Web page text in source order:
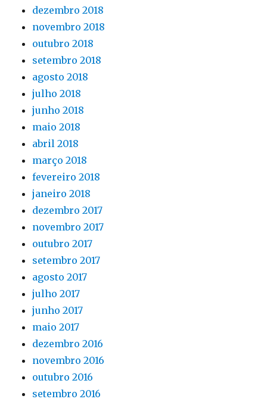
dezembro 2018
novembro 2018
outubro 2018
setembro 2018
agosto 2018
julho 2018
junho 2018
maio 2018
abril 2018
março 2018
fevereiro 2018
janeiro 2018
dezembro 2017
novembro 2017
outubro 2017
setembro 2017
agosto 2017
julho 2017
junho 2017
maio 2017
dezembro 2016
novembro 2016
outubro 2016
setembro 2016